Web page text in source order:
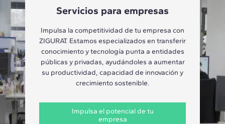
Servicios para empresas
Impulsa la competitividad de tu empresa con
ZIGURAT. Estamos especializados en transferir
conocimiento y tecnología punta a entidades
públicas y privadas, ayudándoles a aumentar
su productividad, capacidad de innovación y
crecimiento sostenible.
Impulsa el potencial de tu
empresa